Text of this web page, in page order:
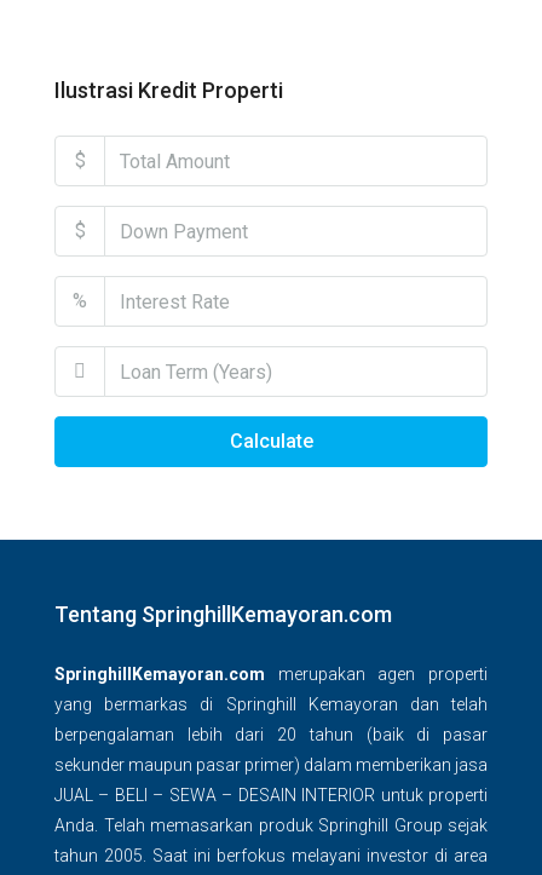
Ilustrasi Kredit Properti
$
$
%
Calculate
Tentang SpringhillKemayoran.com
SpringhillKemayoran.com merupakan agen properti
yang bermarkas di Springhill Kemayoran dan telah
berpengalaman lebih dari 20 tahun (baik di pasar
sekunder maupun pasar primer) dalam memberikan jasa
JUAL – BELI – SEWA – DESAIN INTERIOR untuk properti
Anda. Telah memasarkan produk Springhill Group sejak
tahun 2005. Saat ini berfokus melayani investor di area